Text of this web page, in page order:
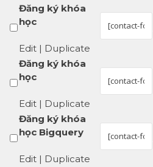
Đăng ký khóa
học
Edit | Duplicate
Đăng ký khóa
học
Edit | Duplicate
Đăng ký khóa
học Bigquery
Edit | Duplicate